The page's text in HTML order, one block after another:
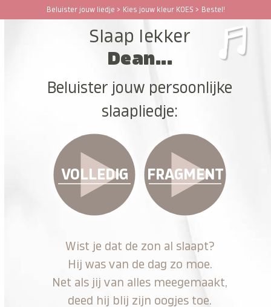
Beluister jouw liedje > Kies jouw kleur KOES > Bestel!
Open
Close
Slaap lekker
Dean...
Beluister jouw persoonlijke
slaapliedje:
VOLLEDIG FRAGMENT
Wist je dat de zon al slaapt?
Hij was van de dag zo moe.
Net als jij van alles meegemaakt,
deed hij blij zijn oogjes toe.